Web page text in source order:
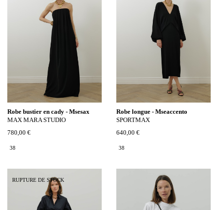
Robe bustier en cady - Msesax
MAX MARA STUDIO
780,00 €
38
Robe longue - Mseaccento
SPORTMAX
640,00 €
38
RUPTURE DE STOCK